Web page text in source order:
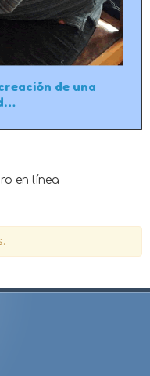
de una
en línea